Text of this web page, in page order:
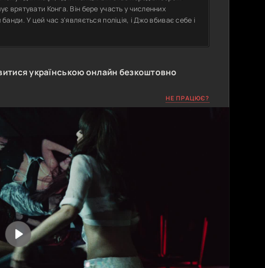
врятувати Конга. Він бере участь у численних
У цей час з'являється поліція, і Джо вбиває себе і
українською онлайн безкоштовно
НЕ ПРАЦЮЄ?